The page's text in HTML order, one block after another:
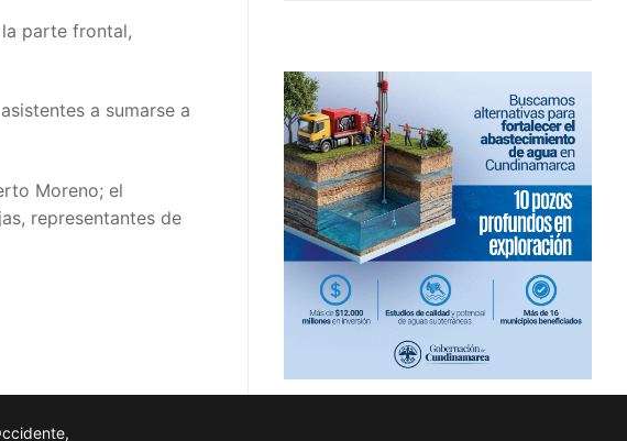
parte frontal,
a sumarse a
Moreno; el
representantes de